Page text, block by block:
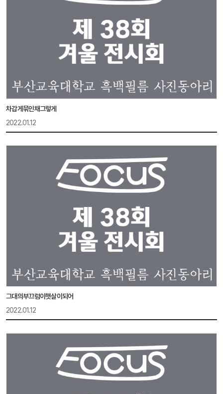
차갑게묶인채그렇게
2022.01.12
그대의부끄럼이햇살이되어
2022.01.12